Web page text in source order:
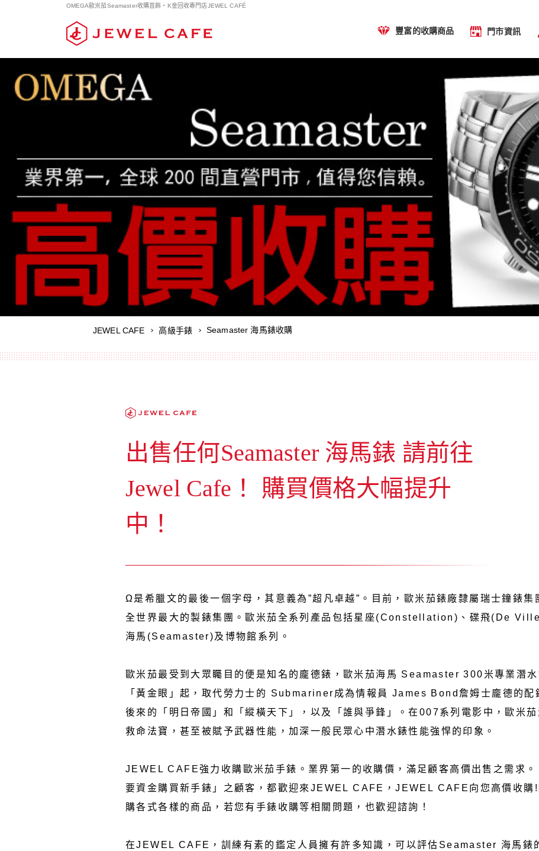
OMEGA歐米茄Seamaster收購首飾・K金回收專門店JEWEL CAFÉ
豐富的收購商品 門市資訊
JEWEL CAFE 高級手錶 Seamaster 海馬錶收購
出售任何Seamaster 海馬錶 請前往
Jewel Cafe！
購買價格大幅提升
中！
Ω是希臘文的最後一個字母，其意義為”超凡卓越”。目前，歐米茄錶廠隸屬瑞士鐘錶
全世界最大的製錶集團。歐米茄全系列產品包括星座(Constellation)、碟飛(De
海馬(Seamaster)及博物館系列。
歐米茄最受到大眾矚目的便是知名的龐德錶，歐米茄海馬 Seamaster 300米專業潛
「黃金眼」起，取代勞力士的 Submariner成為情報員 James Bond詹姆士龐德的配
後來的「明日帝國」和「縱橫天下」，以及「誰與爭鋒」。在007系列電影中，歐米
救命法寶，甚至被賦予武器性能，加深一般民眾心中潛水錶性能強悍的印象。
JEWEL CAFE強力收購歐米茄手錶。業界第一的收購價，滿足顧客高價出售之需求。
要資金購買新手錶」之顧客，都歡迎來JEWEL CAFE，JEWEL CAFE向您高價收購!
購各式各樣的商品，若您有手錶收購等相關問題，也歡迎諮詢！
在JEWEL CAFE，訓練有素的鑑定人員擁有許多知識，可以評估Seamaster 海馬錶